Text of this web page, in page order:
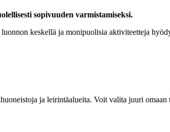
sopivuuden varmistamiseksi.
keskellä ja monipuolisia aktiviteetteja
ja leirintäalueita. Voit valita juuri omaan